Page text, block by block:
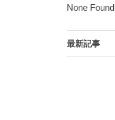
None Found
最新記事